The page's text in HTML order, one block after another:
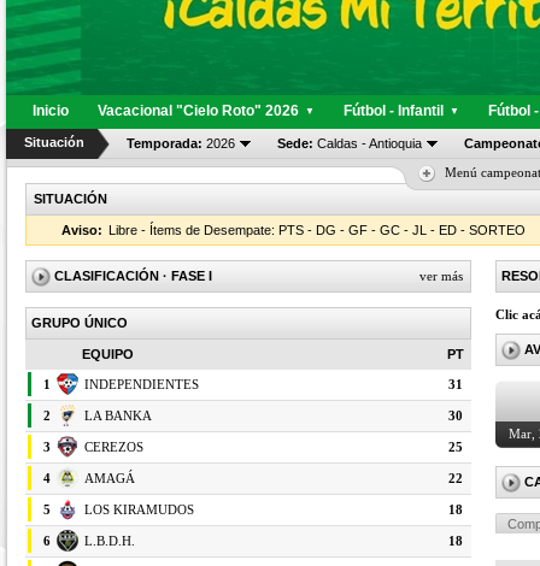
Inicio Vacacional "Cielo Roto" 2026 ▼ Fútbol - Infantil ▼ Fútbol
Situación Temporada: 2026 Sede: Caldas - Antioquia
Menú
SITUACIÓN
Aviso: Libre - Ítems de Desempate: PTS - DG - GF - GC - JL - ED - SORTEO
CLASIFICACIÓN · FASE I ver más
GRUPO ÚNICO
EQUIPO PT
1 INDEPENDIENTES 31
2 LA BANKA 30
3 CEREZOS 25
4 AMAGÁ 22
5 LOS KIRAMUDOS 18
6 L.B.D.H. 18
Clic
Mar,